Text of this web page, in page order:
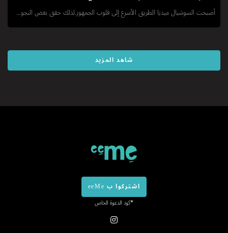
أصبحت السوشيال ميديا الطريق الأسرع إلى قلوب الجمهور.لذلك حقق بعض النجو...
شاهد المزيد
اشتركوا ب eeMe
*كود الدعوة الخاص